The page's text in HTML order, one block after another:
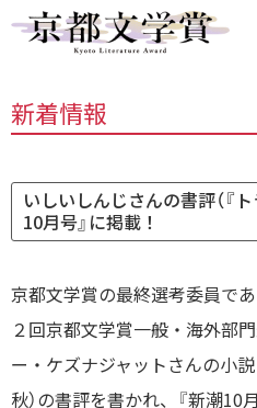
新着情報
いしいしんじさんの書評（『
10月号』に掲載！
京都文学賞の最終選考委員で
２回京都文学賞一般・海外部
ー・ケズナジャットさんの小説
秋）の書評を書かれ、『新潮10